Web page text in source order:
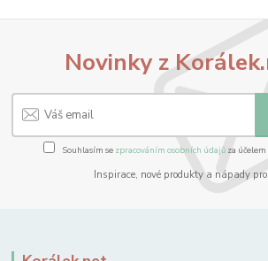
Novinky z
Souhlasím se zpracováním osobních údajůza účelem
Inspirace, nové produkty a nápady